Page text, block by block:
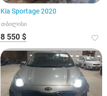
Kia Sportage 2020
თბილისი
8 550 $